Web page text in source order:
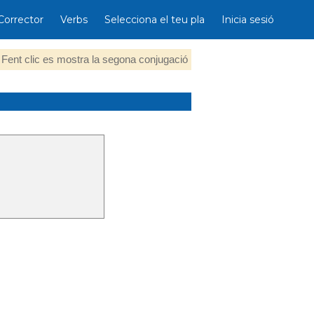
Verbs Selecciona el teu pla Inicia sesió
Fent clic es mostra la segona conjugació